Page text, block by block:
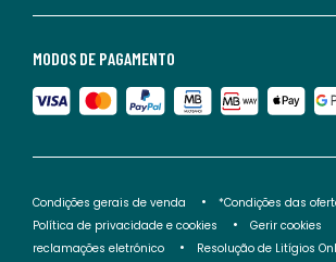
MODOS DE PAGAMENTO
Condições gerais de venda
*Condições das
Política de privacidade e cookies
Gerir cookies
reclamações eletrónico
Resolução de Litígios